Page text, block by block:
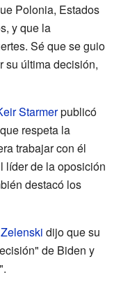
Polonia, Estados
y que la
Sé que se guio
su última decisión,
Starmerpublicó
respeta la
trabajar con él
líder de la oposición
destacó los
dijo que su
de Biden y